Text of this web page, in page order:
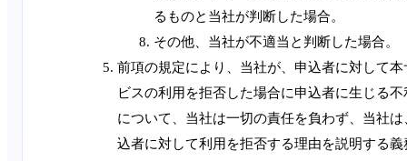
るものと当社が判断した場合。
その他、当社が不適当と判断した場合。
前項の規定により、当社が、申込者に対して本
ビスの利用を拒否した場合に申込者に生じる不
について、当社は一切の責任を負わず、当社は
込者に対して利用を拒否する理由を説明する義